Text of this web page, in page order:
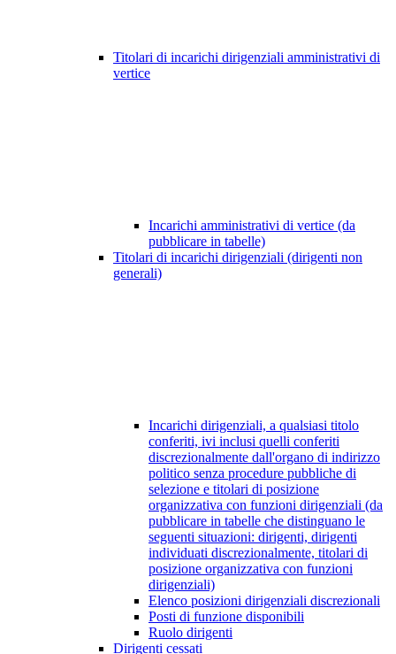
Titolari di incarichi dirigenziali amministrativi di
vertice
Incarichi amministrativi di vertice (da
pubblicare in tabelle)
Titolari di incarichi dirigenziali (dirigenti non
generali)
Incarichi dirigenziali, a qualsiasi titolo
conferiti, ivi inclusi quelli conferiti
discrezionalmente dall'organo di indirizzo
politico senza procedure pubbliche di
selezione e titolari di posizione
organizzativa con funzioni dirigenziali (da
pubblicare in tabelle che distinguano le
seguenti situazioni: dirigenti, dirigenti
individuati discrezionalmente, titolari di
posizione organizzativa con funzioni
dirigenziali)
Elenco posizioni dirigenziali discrezionali
Posti di funzione disponibili
Ruolo dirigenti
Dirigenti cessati